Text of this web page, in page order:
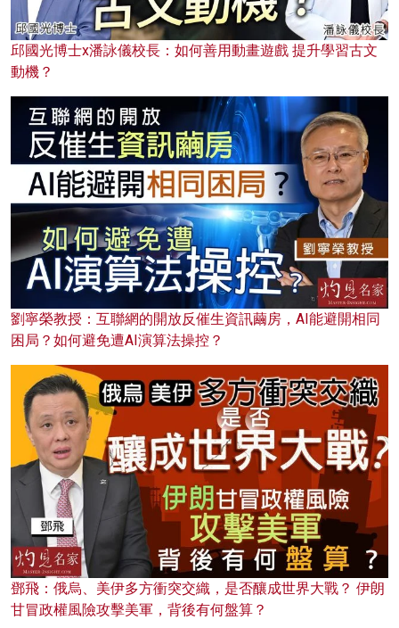
邱國光博士x潘詠儀校長：如何善用動畫遊戲 提升學習古文
動機？
劉寧榮教授：互聯網的開放反催生資訊繭房，AI能避開相同
困局？如何避免遭AI演算法操控？
鄧飛：俄烏、美伊多方衝突交織，是否釀成世界大戰？ 伊朗
甘冒政權風險攻擊美軍，背後有何盤算？